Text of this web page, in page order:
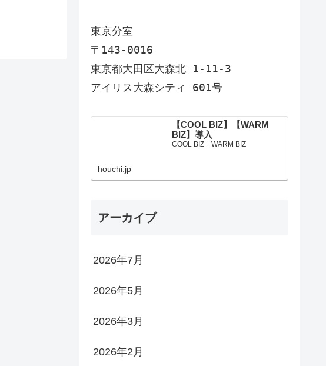
東京分室
〒143-0016
東京都大田区大森北 1-11-3
アイリス大森シティ 601号
【COOL BIZ】【WARM
BIZ】導入
COOL BIZ WARM BIZ
houchi.jp
アーカイブ
2026年7月
2026年5月
2026年3月
2026年2月